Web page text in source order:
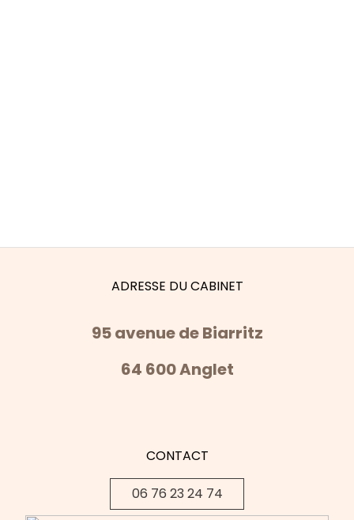
ADRESSE DU CABINET
95 avenue de Biarritz
64 600 Anglet
CONTACT
06 76 23 24 74